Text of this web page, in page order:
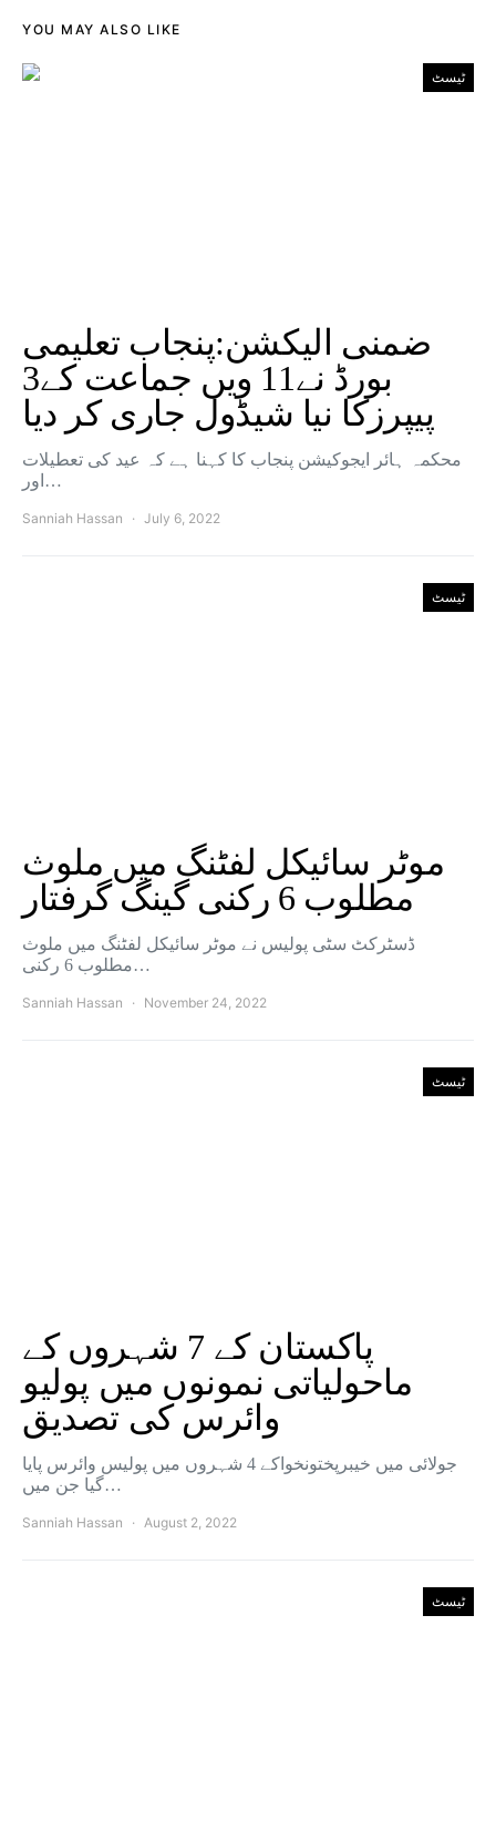
YOU MAY ALSO LIKE
ٹیسٹ
ضمنی الیکشن:پنجاب تعلیمی
بورڈ نے11 ویں جماعت کے3
پیپرزکا نیا شیڈول جاری کر دیا
محکمہ ہائر ایجوکیشن پنجاب کا کہنا ہے کہ عید کی تعطیلات
اور…
Sanniah Hassan July 6, 2022
ٹیسٹ
موٹر سائیکل لفٹنگ میں ملوث
مطلوب 6 رکنی گینگ گرفتار
ڈسٹرکٹ سٹی پولیس نے موٹر سائیکل لفٹنگ میں ملوث
مطلوب 6 رکنی…
Sanniah Hassan November 24, 2022
ٹیسٹ
پاکستان کے 7 شہروں کے
ماحولیاتی نمونوں میں پولیو
وائرس کی تصدیق
جولائی میں خیبرپختونخواکے 4 شہروں میں پولیس وائرس پایا
گیا جن میں…
Sanniah Hassan August 2, 2022
ٹیسٹ